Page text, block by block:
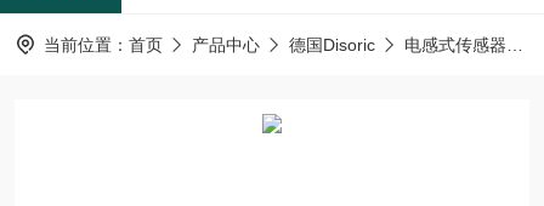
当前位置： 首页 产品中心 德国Disoric 电感式传感器